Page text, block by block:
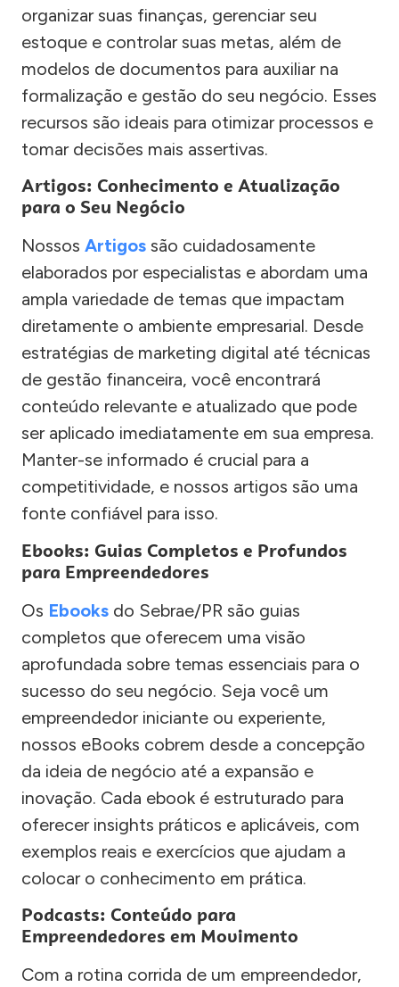
organizar suas finanças, gerenciar seu
estoque e controlar suas metas, além de
modelos de documentos para auxiliar na
formalização e gestão do seu negócio. Esses
recursos são ideais para otimizar processos e
tomar decisões mais assertivas.
Artigos: Conhecimento e Atualização
para o Seu Negócio
Nossos Artigos são cuidadosamente
elaborados por especialistas e abordam uma
ampla variedade de temas que impactam
diretamente o ambiente empresarial. Desde
estratégias de marketing digital até técnicas
de gestão financeira, você encontrará
conteúdo relevante e atualizado que pode
ser aplicado imediatamente em sua empresa.
Manter-se informado é crucial para a
competitividade, e nossos artigos são uma
fonte confiável para isso.
Ebooks: Guias Completos e Profundos
para Empreendedores
Os Ebooks do Sebrae/PR são guias
completos que oferecem uma visão
aprofundada sobre temas essenciais para o
sucesso do seu negócio. Seja você um
empreendedor iniciante ou experiente,
nossos eBooks cobrem desde a concepção
da ideia de negócio até a expansão e
inovação. Cada ebook é estruturado para
oferecer insights práticos e aplicáveis, com
exemplos reais e exercícios que ajudam a
colocar o conhecimento em prática.
Podcasts: Conteúdo para
Empreendedores em Movimento
Com a rotina corrida de um empreendedor,